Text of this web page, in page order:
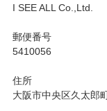
I SEE ALL Co.,Ltd.
郵便番号
5410056
住所
大阪市中央区久太郎